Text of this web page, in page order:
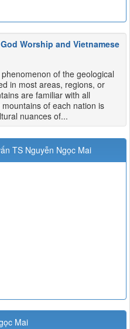
Worship and Vietnamese
of the geological
in most areas, regions, or
are familiar with all
of each nation is
nuances of...
TS Nguyễn Ngọc Mai
Mai